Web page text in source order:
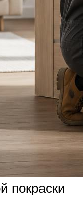
покраски